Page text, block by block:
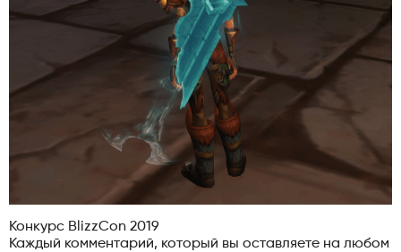
Конкурс BlizzCon 2019
Каждый комментарий, который вы оставляете на любом